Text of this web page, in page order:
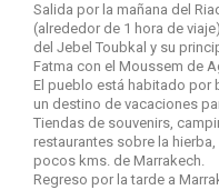
Salida por la mañana del
(alrededor de 1 hora de
del Jebel Toubkal y su
Fatma con el Moussem de
El pueblo está habitado por
un destino de vacaciones
Tiendas de souvenirs,
restaurantes sobre la
pocos kms. de Marrakech.
Regreso por la tarde a